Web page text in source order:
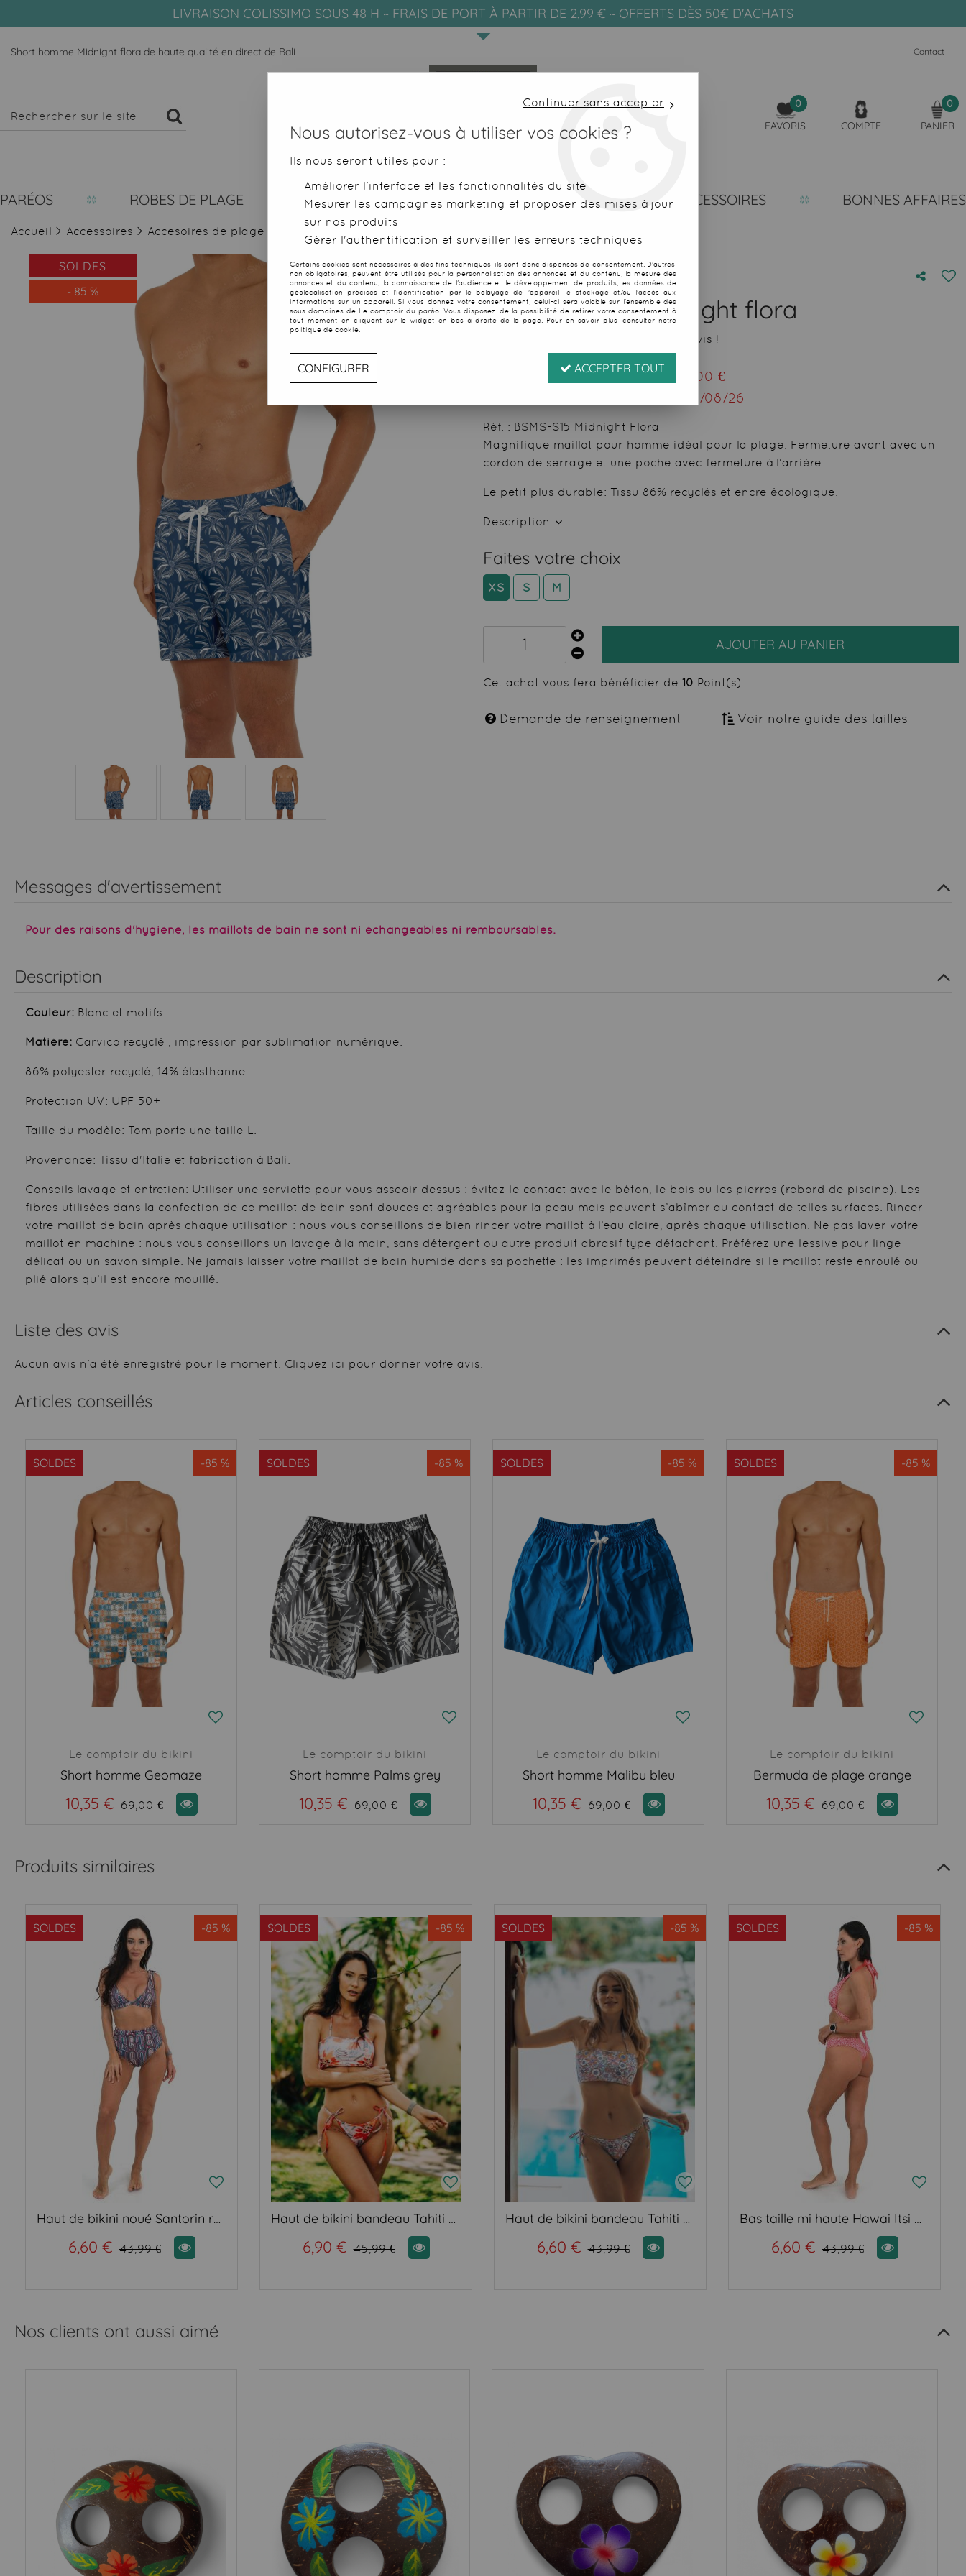
LIVRAISON COLISSIMO SOUS 48 H ~ FRAIS DE PORT À PARTIR DE 2,99 € ~ OFFERTS DÈS 50€ D'ACHATS
Short homme Midnight flora de haute qualité en direct de Bali Contact
0
FAVORIS COMPTE
0
PANIER
PARÉOS ROBES DE PLAGE SERVIETTES DE PLAGE FOUTAS ACCESSOIRES BONNES AFFAIRES
Accueil > Accessoires > Accesoires de plage Maillots de bain
SOLDES
- 85 %
Short homme Midnight flora
Soyez le premier à donner votre avis !
TTC au lieu de 69,00 €
31/08/26
Réf. : BSMS-S15 Midnight Flora
Magnifique maillot pour homme idéal pour la plage. Fermeture avant avec un
cordon de serrage et une poche avec fermeture à l'arrière.
Le petit plus durable: Tissu 86% recyclés et encre écologique.
Description
Faites votre choix
XS S M
AJOUTER AU PANIER
Cet achat vous fera bénéficier de 10 Point(s)
Demande de renseignement Voir notre guide des tailles
Messages d'avertissement
Pour des raisons d'hygiène, les maillots de bain ne sont ni échangeables ni remboursables.
Description
Couleur: Blanc et motifs
Matière: Carvico recyclé , impression par sublimation numérique.
86% polyester recyclé, 14% élasthanne
Protection UV: UPF 50+
Taille du modèle: Tom porte une taille L.
Provenance: Tissu d'Italie et fabrication à Bali.
Conseils lavage et entretien: Utiliser une serviette pour vous asseoir dessus : évitez le contact avec le béton, le bois ou les pierres (rebord de piscine). Les
fibres utilisées dans la confection de ce maillot de bain sont douces et agréables pour la peau mais peuvent s’abîmer au contact de telles surfaces. Rincer
votre maillot de bain après chaque utilisation : nous vous conseillons de bien rincer votre maillot à l’eau claire, après chaque utilisation. Ne pas laver votre
maillot en machine : nous vous conseillons un lavage à la main, sans détergent ou autre produit abrasif type détachant. Préférez une lessive pour linge
délicat ou un savon simple. Ne jamais laisser votre maillot de bain humide dans sa pochette : les imprimés peuvent déteindre si le maillot reste enroulé ou
plié alors qu’il est encore mouillé.
Liste des avis
Aucun avis n'a été enregistré pour le moment. Cliquez ici pour donner votre avis.
Articles conseillés
SOLDES -85 %
Le comptoir du bikini
Short homme Geomaze
10,35 € 69,00 €
SOLDES -85 %
Le comptoir du bikini
Short homme Palms grey
10,35 € 69,00 €
SOLDES -85 %
Le comptoir du bikini
Short homme Malibu bleu
10,35 € 69,00 €
SOLDES -85 %
Le comptoir du bikini
Bermuda de plage orange
10,35 € 69,00 €
Produits similaires
SOLDES -85 %
Haut de bikini noué Santorin retro
6,60 € 43,99 €
SOLDES -85 %
Haut de bikini bandeau Tahiti Tropic
6,90 € 45,99 €
SOLDES -85 %
Haut de bikini bandeau Tahiti pink garden
6,60 € 43,99 €
SOLDES -85 %
Bas taille mi haute Hawai Itsi Bitsy
6,60 € 43,99 €
Nos clients ont aussi aimé
Continuer sans accepter
Nous autorisez-vous à utiliser vos cookies ?
Ils nous seront utiles pour :
Améliorer l'interface et les fonctionnalités du site
Mesurer les campagnes marketing et proposer des mises à jour
sur nos produits
Gérer l'authentification et surveiller les erreurs techniques
Certains cookies sont nécessaires à des fins techniques, ils sont donc dispensés de consentement. D'autres,
non obligatoires, peuvent être utilisés pour la personnalisation des annonces et du contenu, la mesure des
annonces et du contenu, la connaissance de l'audience et le développement de produits, les données de
géolocalisation précises et l'identification par le balayage de l'appareil, le stockage et/ou l'accès aux
informations sur un appareil. Si vous donnez votre consentement, celui-ci sera valable sur l’ensemble des
sous-domaines de Le comptoir du paréo. Vous disposez de la possibilité de retirer votre consentement à
tout moment en cliquant sur le widget en bas à droite de la page. Pour en savoir plus, consulter notre
politique de cookie.
CONFIGURER ACCEPTER TOUT